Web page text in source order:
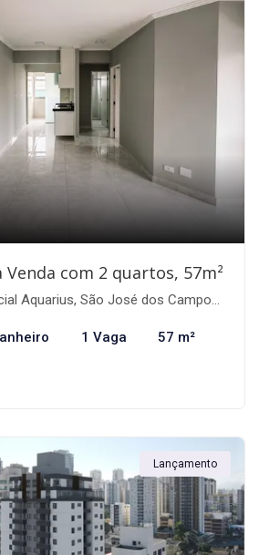
com 2 quartos, 57m²
Aquarius, São José dos Campos-SP
1 Vaga 57 m²
Lançamento